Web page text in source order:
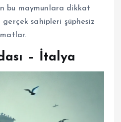
bu maymunlara dikkat
sahipleri şüphesiz
– İtalya